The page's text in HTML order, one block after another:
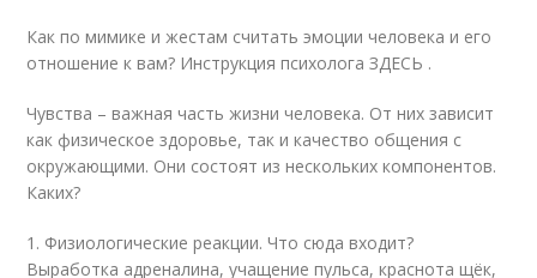
Как по мимике и жестам считать эмоции человека и его
отношение к вам? Инструкция психолога ЗДЕСЬ .
Чувства – важная часть жизни человека. От них зависит
как физическое здоровье, так и качество общения с
окружающими. Они состоят из нескольких компонентов.
Каких?
1. Физиологические реакции. Что сюда входит?
Выработка адреналина, учащение пульса, краснота щёк,